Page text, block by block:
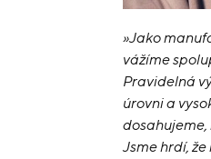
»Jako
vážíme
Pravidelná
úrovni a
Jsme hrdí,